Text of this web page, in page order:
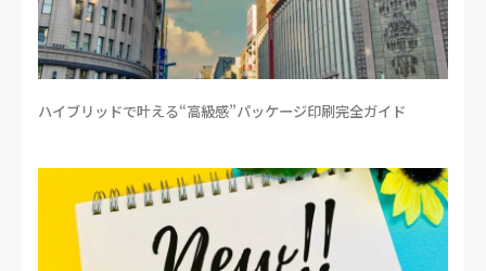
ハイブリッドで叶える“高級感”パッケージ印刷完全ガイド